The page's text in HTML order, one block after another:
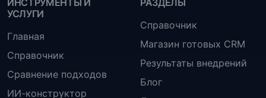
УСЛУГИ
Главная
Справочник
Сравнение подходов
ИИ-конструктор
Справочник
Магазин готовых CRM
Результаты внедрений
Блог